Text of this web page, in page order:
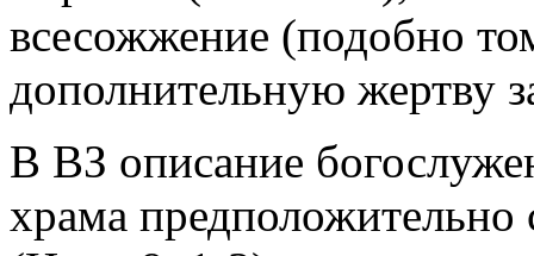
всесожжение (подобно
дополнительную жертву
В ВЗ описание
храма